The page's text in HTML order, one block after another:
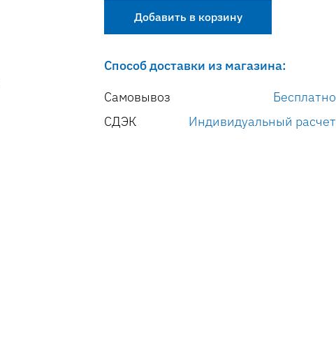
Добавить в корзину
Способ доставки из магазина:
Самовывоз
Бесплатно
СДЭК
Индивидуальный расчет